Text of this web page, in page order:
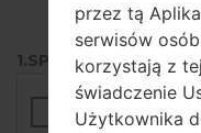
1.SPRAWDŹ
przez tą
serwisów
korzystają z
świadczenie
Użytkownika